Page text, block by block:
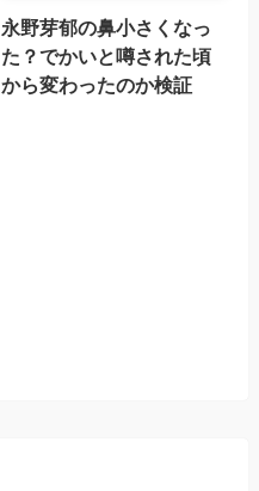
永野芽郁の鼻小さくなっ
た？でかいと噂された頃
から変わったのか検証